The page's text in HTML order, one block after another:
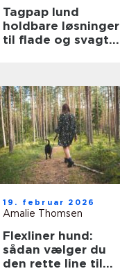
Tagpap lund
holdbare løsninger
til flade og svagt
19. februar 2026
Amalie Thomsen
Flexliner hund:
sådan vælger du
den rette line til